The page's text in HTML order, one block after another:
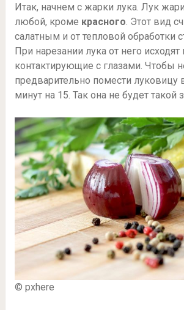
Итак, начнем с жарки лука. Лук
любой, кроме красного . Этот вид
салатным и от тепловой обработки
При нарезании лука от него исходят
контактирующие с глазами. Чтобы
предварительно помести луковицу
минут на 15. Так она не будет такой
© pxhere